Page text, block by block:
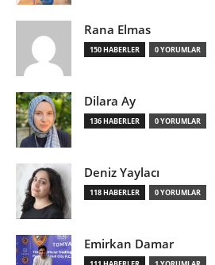
Rana Elmas
150 HABERLER 0 YORUMLAR
Dilara Ay
136 HABERLER 0 YORUMLAR
Deniz Yaylacı
118 HABERLER 0 YORUMLAR
Emirkan Damar